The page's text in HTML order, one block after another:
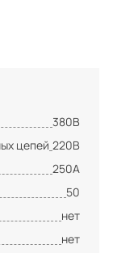
380В
цепей 220В
250А
50
нет
нет